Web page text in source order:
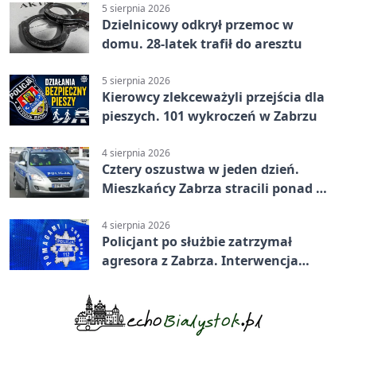
5 sierpnia 2026
Dzielnicowy odkrył przemoc w
domu. 28-latek trafił do aresztu
5 sierpnia 2026
Kierowcy zlekceważyli przejścia dla
pieszych. 101 wykroczeń w Zabrzu
4 sierpnia 2026
Cztery oszustwa w jeden dzień.
Mieszkańcy Zabrza stracili ponad 6
4 sierpnia 2026
Policjant po służbie zatrzymał
agresora z Zabrza. Interwencja